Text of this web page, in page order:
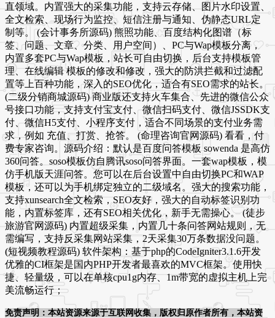
直领域。内置强大的采集功能，支持云存储、图片水印设置、
全文检索、现场行为监控、短信注册与通知、伪静态URL定
制等。 (会计事务所源码) 熊照功能、百度结构化图谱（标
签、问题、文章、分类、用户空间）、PC与Wap模板分离，
内置多套PC与Wap模板，站长可自由切换，后台支持模板管
理、在线编辑 模板的修改和修改，强大的防洪拦截和过滤配
置等上百种功能，深入的SEO优化，适合有SEO需求的站长。
(二级分销商城源码) 商业版还支持火车集合、先进的微信公众
号接口功能，支持支付宝支付、微信扫码支付、微信JSSDK支
付、微信H5支付、小程序支付，适合不同场景的支付业务需
求，例如 充值、打赏、抢答。 (命理咨询官网源码) 看看，付
费专家咨询。源码介绍：默认是百度问答模板 sowenda 是高仿
360问答。soso模板仿自腾讯soso问答界面。一套wap模板，模
仿手机版天涯问答。您可以在后台设置中自由切换PC和WAP
模板，还可以为手机绑定独立的二级域名。强大的搜索功能，
支持xunsearch全文检索，SEO友好，强大的自动标签识别功
能，内置标签库，还有SEO相关优化，新手无需操心。 (徒步
旅游官网源码) 内置超级采集，内置几十条问答网站规则，无
需编写，支持反采集网站采集，2天采集30万条数据没问题。
(短视频教程源码) 软件架构：基于php的CodeIgniter3.1.6开发
优雅的CI框架是国内PHP开发者最喜欢的MVC框架。使用快
捷、轻量级，可以在单核cpu1g内存、1m带宽的虚拟主机上完
美流畅运行；
免责声明：本站资源来源于互联网收集，版权归原作者所有，本站资